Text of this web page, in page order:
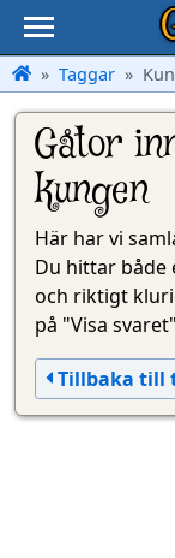
Taggar
Gåtor
kungen
Här har vi
Du hittar både
och riktigt
på "Visa
Tillbaka till